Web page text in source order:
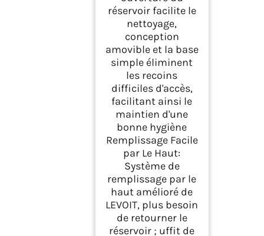
réservoir facilite le
nettoyage,
conception
amovible et la base
simple éliminent
les recoins
difficiles d'accès,
facilitant ainsi le
maintien d'une
bonne hygiène
Remplissage Facile
par Le Haut:
Système de
remplissage par le
haut amélioré de
LEVOIT, plus besoin
de retourner le
réservoir ; uffit de